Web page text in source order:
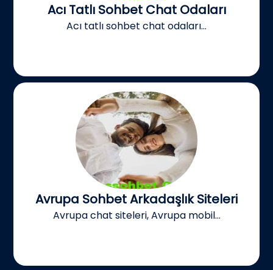
Acı Tatlı Sohbet Chat Odaları
Acı tatlı sohbet chat odaları...
Avrupa Sohbet Arkadaşlık Siteleri
Avrupa chat siteleri, Avrupa mobil...